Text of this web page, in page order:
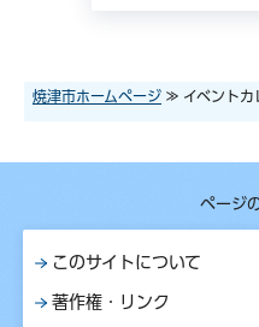
焼津市ホームページ ≫ イベントカ
ページ
このサイトについて
著作権・リンク